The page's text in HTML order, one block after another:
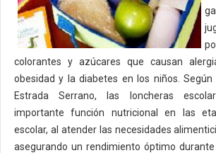
colorantes y azúcares que causan
obesidad y la diabetes en los niños. Según
Estrada Serrano, las loncheras
importante función nutricional en las
escolar, al atender las necesidades
asegurando un rendimiento óptimo durante